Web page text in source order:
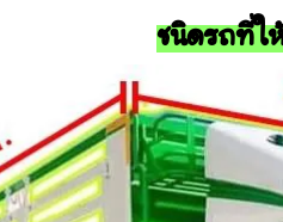
ชนิดรถที่ใ